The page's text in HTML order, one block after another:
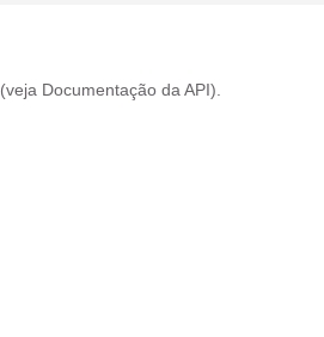
(veja Documentação da API ).